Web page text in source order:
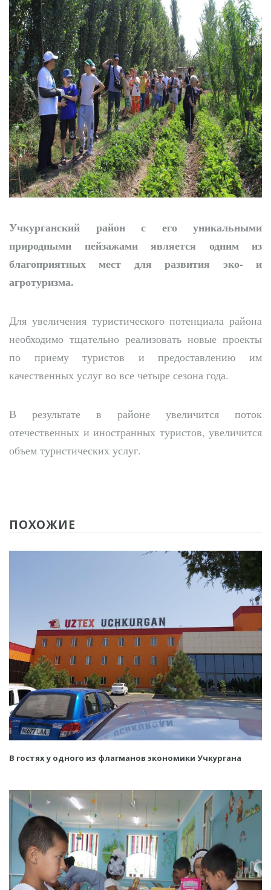
сотрудничество
Учкурганский район с его уникальными
природными пейзажами является одним из
благоприятных мест для развития эко- и
агротуризма.
Для увеличения туристического потенциала района
необходимо тщательно реализовать новые проекты
по приему туристов и предоставлению им
качественных услуг во все четыре сезона года.
В результате в районе увеличится поток
отечественных и иностранных туристов, увеличится
объем туристических услуг.
ПОХОЖИЕ
В гостях у одного из флагманов экономики Учкургана